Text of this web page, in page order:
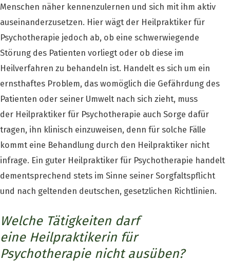
Menschen näher kennenzulernen und sich mit ihm aktiv
auseinanderzusetzen. Hier wägt der Heilpraktiker für
Psychotherapie jedoch ab, ob eine schwerwiegende
Störung des Patienten vorliegt oder ob diese im
Heilverfahren zu behandeln ist. Handelt es sich um ein
ernsthaftes Problem, das womöglich die Gefährdung des
Patienten oder seiner Umwelt nach sich zieht, muss
der Heilpraktiker für Psychotherapie auch Sorge dafür
tragen, ihn klinisch einzuweisen, denn für solche Fälle
kommt eine Behandlung durch den Heilpraktiker nicht
infrage. Ein guter Heilpraktiker für Psychotherapie handelt
dementsprechend stets im Sinne seiner Sorgfaltspflicht
und nach geltenden deutschen, gesetzlichen Richtlinien.
Welche Tätigkeiten darf
eine Heilpraktikerin für
Psychotherapie nicht ausüben?